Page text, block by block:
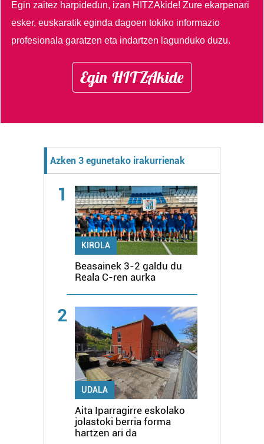
Egin zaitez harpidedun, izan HITZAkide!Zure ekarpenari
esker, euskaratik eginda dagoen tokiko informazio
profesionala garatzen eta indartzen lagunduko duzu.
Egin HITZAkide
Azken 3 egunetako irakurrienak
1
KIROLA
Beasainek 3-2 galdu du
Reala C-ren aurka
2
UDALA
Aita Iparragirre eskolako
jolastoki berria forma
hartzen ari da